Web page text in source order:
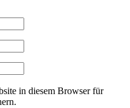
in diesem Browser für